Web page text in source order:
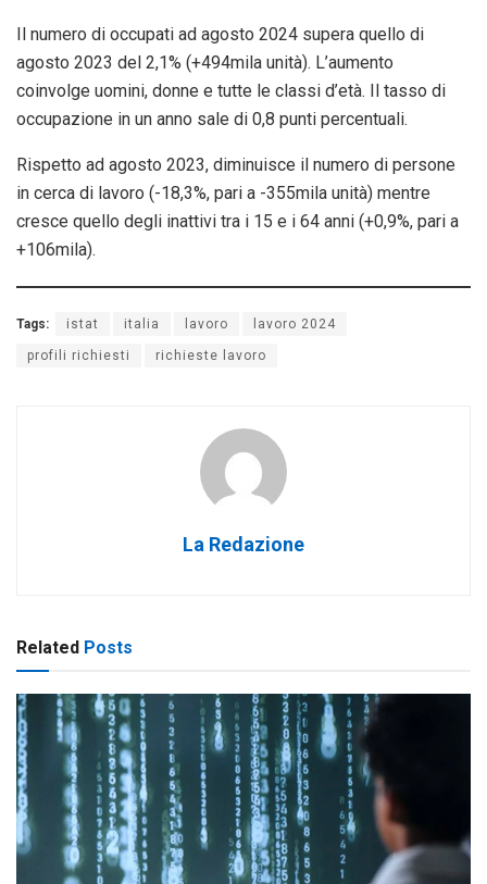
Il numero di occupati ad agosto 2024 supera quello di
agosto 2023 del 2,1% (+494mila unità). L’aumento
coinvolge uomini, donne e tutte le classi d’età. Il tasso di
occupazione in un anno sale di 0,8 punti percentuali.
Rispetto ad agosto 2023, diminuisce il numero di persone
in cerca di lavoro (-18,3%, pari a -355mila unità) mentre
cresce quello degli inattivi tra i 15 e i 64 anni (+0,9%, pari a
+106mila).
Tags: istat italia lavoro lavoro 2024
profili richiesti richieste lavoro
La Redazione
Related Posts